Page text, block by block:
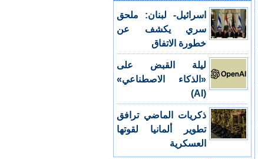
اسرائيل- لبنان: ملحق
سري يكشف عن
خطورة الاتفاق
ليلة القبض على
«الذكاء الاصطناعي»
(AI)
ذكريات الماضي ترافق
تطوير ألمانيا لقوتها
العسكرية